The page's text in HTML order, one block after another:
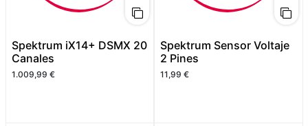
Spektrum iX14+ DSMX 20
Canales
1.009,99 €
Spektrum Sensor Voltaje
2 Pines
11,99 €